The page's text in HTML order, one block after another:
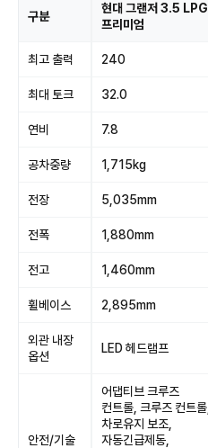
구분
현대 그랜저 3.5 LPG
프리미엄
최고 출력 240
최대 토크 32.0
연비 7.8
공차중량 1,715kg
전장 5,035mm
전폭 1,880mm
전고 1,460mm
휠베이스 2,895mm
외관 내장
옵션
LED 헤드램프
안전/기술
어댑티브 크루즈
컨트롤, 크루즈 컨트롤,
차로유지 보조,
자동긴급제동,